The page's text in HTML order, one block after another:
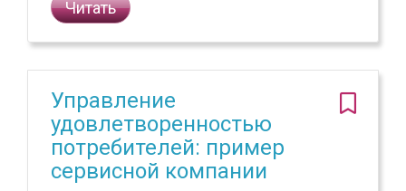
Читать
Управление
удовлетворенностью
потребителей: пример
сервисной компании